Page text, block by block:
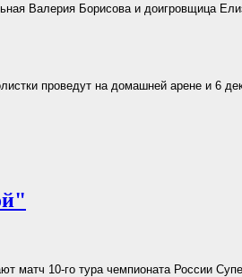
Валерия Борисова и доигровщица
проведут на домашней арене и 6
матч 10-го тура чемпионата России